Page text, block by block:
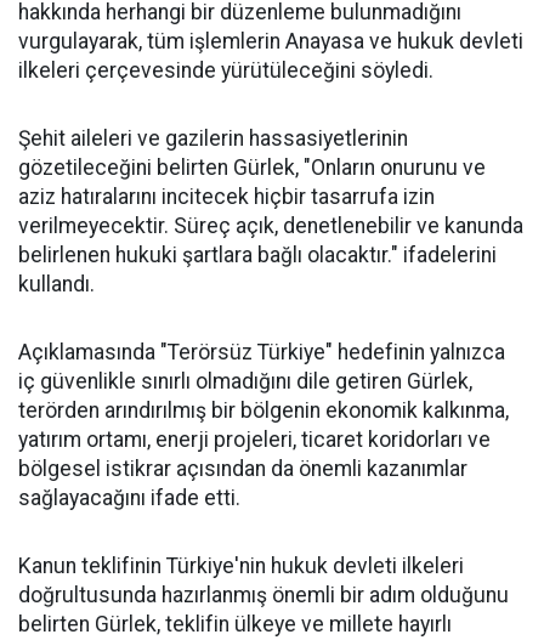
hakkında herhangi bir düzenleme bulunmadığını
vurgulayarak, tüm işlemlerin Anayasa ve hukuk devleti
ilkeleri çerçevesinde yürütüleceğini söyledi.
Şehit aileleri ve gazilerin hassasiyetlerinin
gözetileceğini belirten Gürlek, "Onların onurunu ve
aziz hatıralarını incitecek hiçbir tasarrufa izin
verilmeyecektir. Süreç açık, denetlenebilir ve kanunda
belirlenen hukuki şartlara bağlı olacaktır." ifadelerini
kullandı.
Açıklamasında "Terörsüz Türkiye" hedefinin yalnızca
iç güvenlikle sınırlı olmadığını dile getiren Gürlek,
terörden arındırılmış bir bölgenin ekonomik kalkınma,
yatırım ortamı, enerji projeleri, ticaret koridorları ve
bölgesel istikrar açısından da önemli kazanımlar
sağlayacağını ifade etti.
Kanun teklifinin Türkiye'nin hukuk devleti ilkeleri
doğrultusunda hazırlanmış önemli bir adım olduğunu
belirten Gürlek, teklifin ülkeye ve millete hayırlı